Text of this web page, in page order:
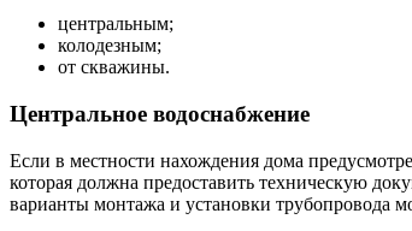
центральным;
колодезным;
от скважины.
Центральное водоснабжение
Если в местности нахождения дома
которая должна предоставить техническую
варианты монтажа и установки трубопровода